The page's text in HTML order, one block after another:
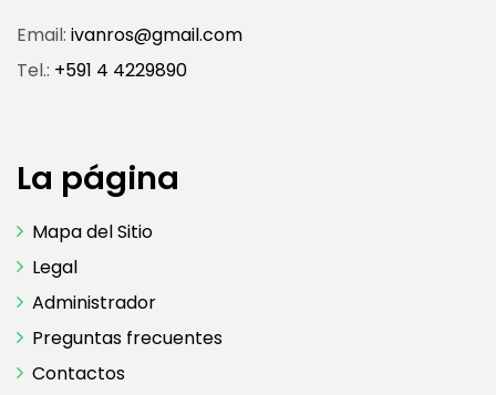
Email: ivanros@gmail.com
Tel.: +591 4 4229890
La página
Mapa del Sitio
Legal
Administrador
Preguntas frecuentes
Contactos